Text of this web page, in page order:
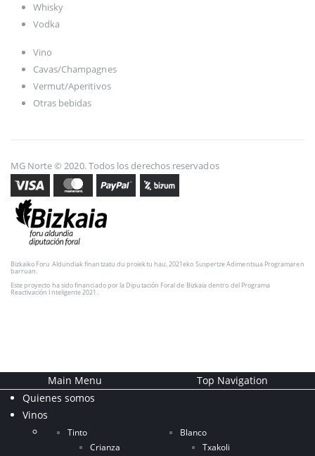
Whisky
Vodka
Vino
Cavas/Champagnes
Vermut/Aperitivos
Otras bebidas
MG Norte © 2020. Todos los derechos reservados
Bizkaiko Foru Aldundiak finantzatu du proiektu hau, 2021eko Suspertze Adimentsua Programaren
barruan.
Este proyecto ha sido financiado por la Diputación Foral de Bizkaia dentro del Programa
Reactivación Inteligente 2021.
Main Menu
Top Navigation
Quienes somos
Vinos
Tinto
Crianza
Blanco
Txakoli